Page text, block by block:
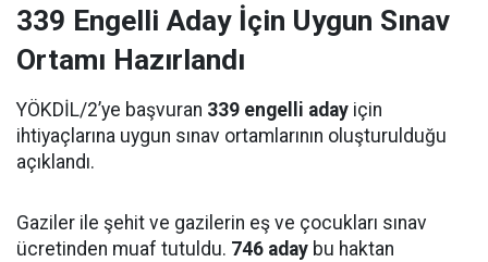
339 Engelli Aday İçin Uygun Sınav
Ortamı Hazırlandı
YÖKDİL/2’ye başvuran 339 engelli aday için
ihtiyaçlarına uygun sınav ortamlarının oluşturulduğu
açıklandı.
Gaziler ile şehit ve gazilerin eş ve çocukları sınav
ücretinden muaf tutuldu. 746 aday bu haktan